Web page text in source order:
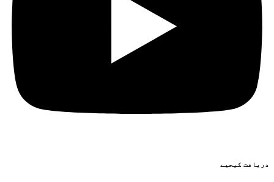
دریافت کیجیے